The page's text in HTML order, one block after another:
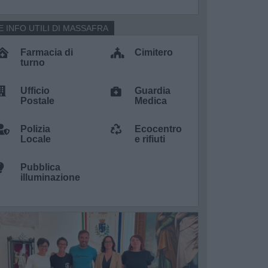
Farmacia di
turno
Cimitero
Ufficio
Postale
Guardia
Medica
Polizia
Locale
Ecocentro
e rifiuti
Pubblica
illuminazione
INFO UTILI DI MASSAFRA